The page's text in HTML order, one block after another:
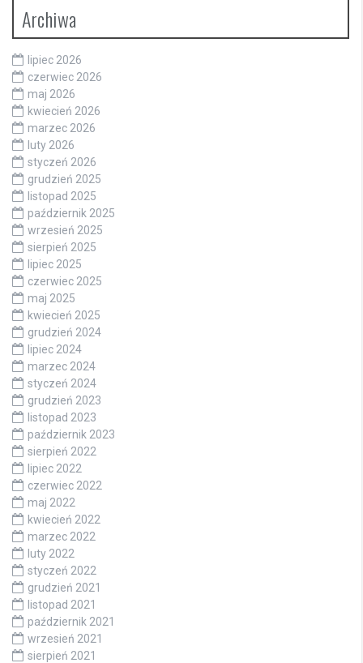
Archiwa
lipiec 2026
czerwiec 2026
maj 2026
kwiecień 2026
marzec 2026
luty 2026
styczeń 2026
grudzień 2025
listopad 2025
październik 2025
wrzesień 2025
sierpień 2025
lipiec 2025
czerwiec 2025
maj 2025
kwiecień 2025
grudzień 2024
lipiec 2024
marzec 2024
styczeń 2024
grudzień 2023
listopad 2023
październik 2023
sierpień 2022
lipiec 2022
czerwiec 2022
maj 2022
kwiecień 2022
marzec 2022
luty 2022
styczeń 2022
grudzień 2021
listopad 2021
październik 2021
wrzesień 2021
sierpień 2021